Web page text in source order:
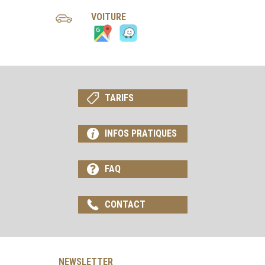
VOITURE
TARIFS
INFOS PRATIQUES
FAQ
CONTACT
NEWSLETTER